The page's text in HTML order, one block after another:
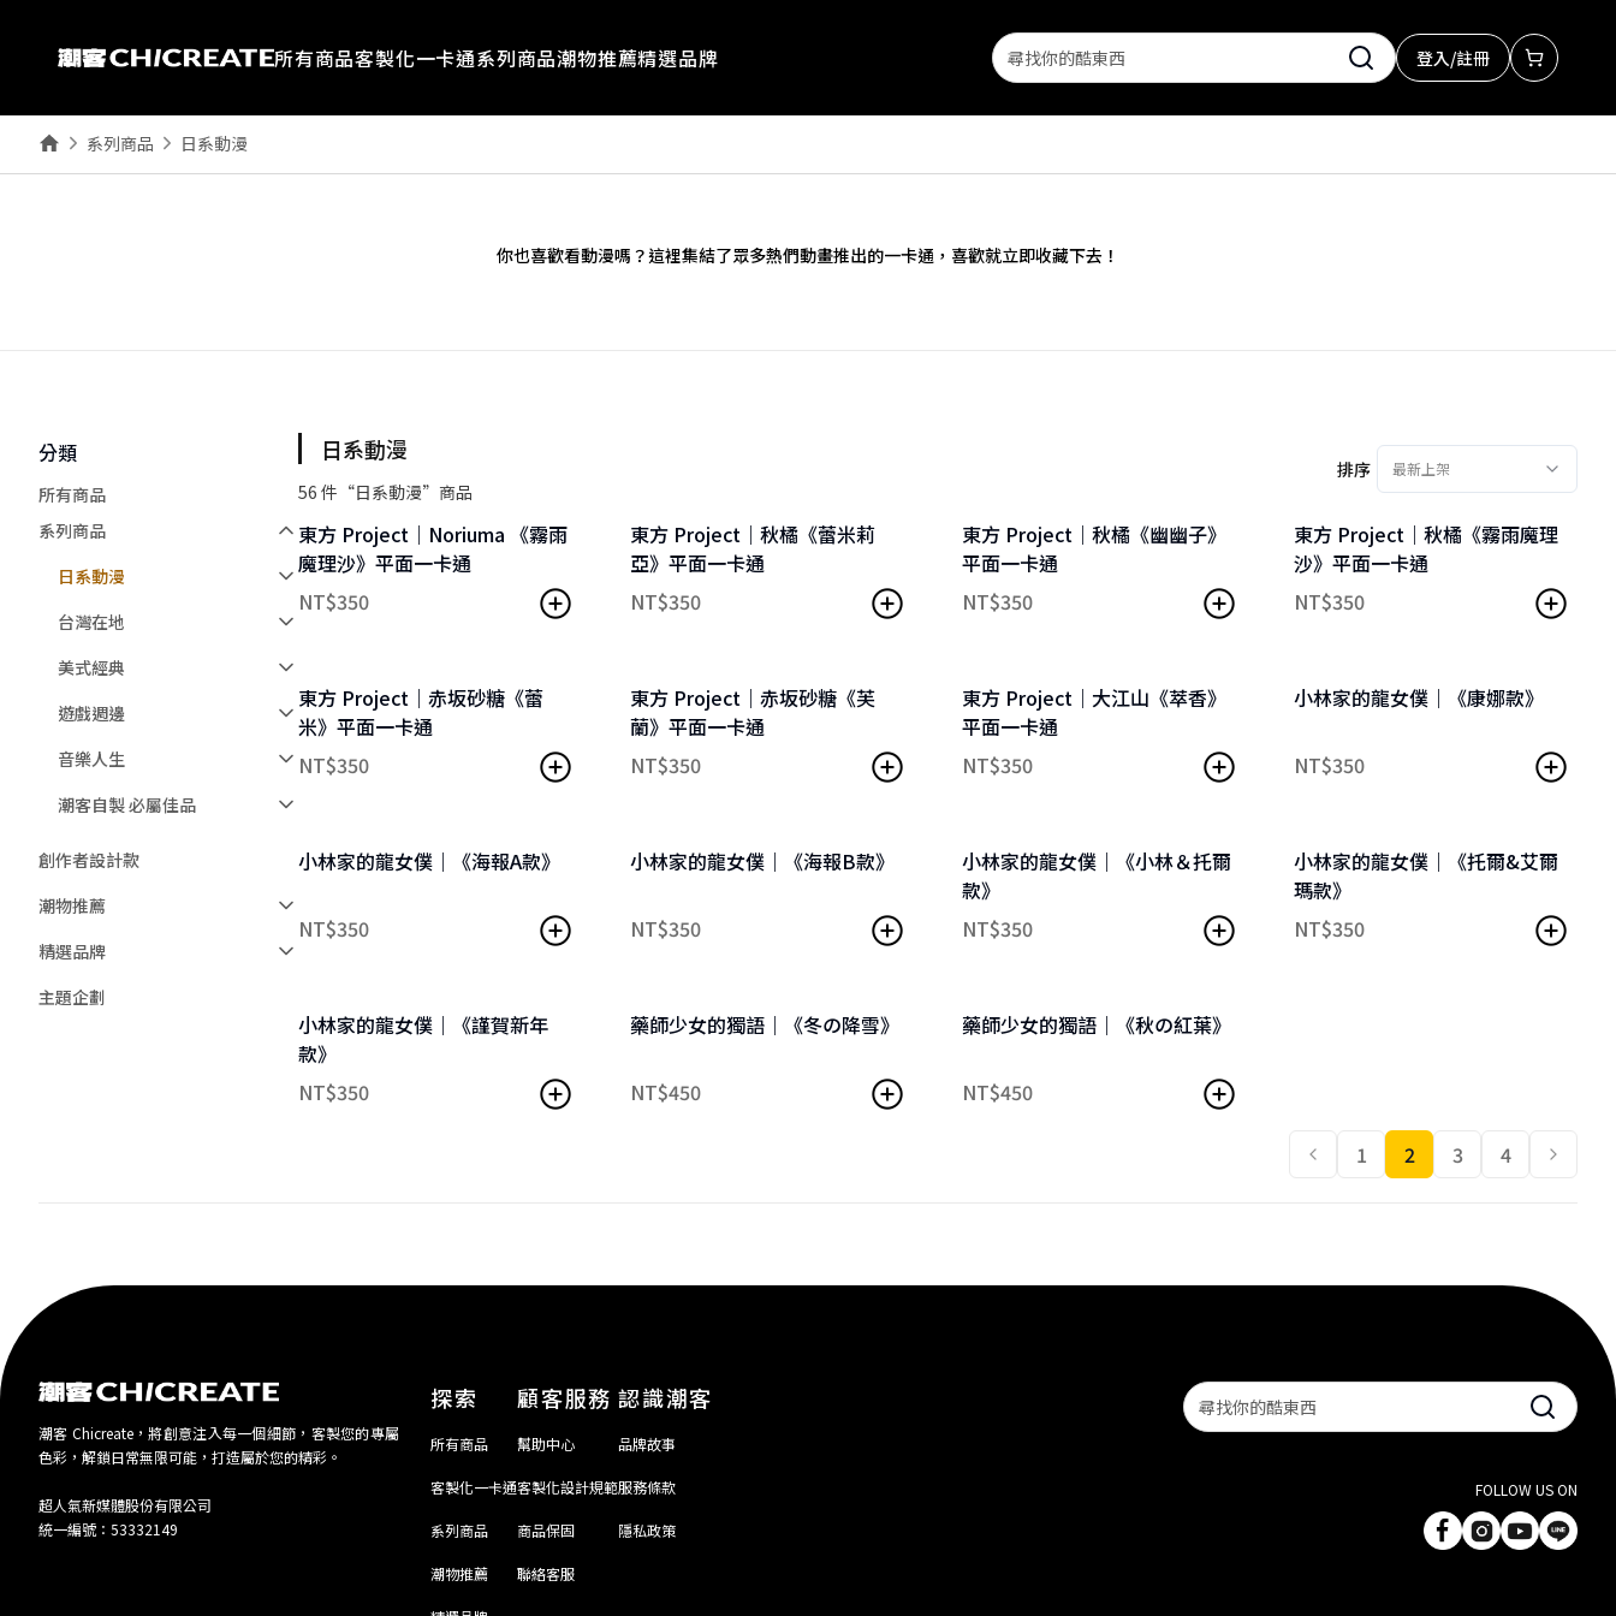
所有商品客製化一卡通系列商品潮物推薦精選品牌 Search 登入/註冊
系列商品 日系動漫
你也喜歡看動漫嗎？這裡集結了眾多熱們動畫推出的一卡通，喜歡就立即收藏下去！
分類
所有商品
系列商品
日系動漫
台灣在地
美式經典
遊戲週邊
音樂人生
潮客自製 必屬佳品
創作者設計款
潮物推薦
精選品牌
主題企劃
日系動漫
56 件“日系動漫”商品
排序 最新上架
東方 Project｜Noriuma 《霧雨
魔理沙》平面一卡通
NT$350
東方 Project｜秋橘《蕾米莉
亞》平面一卡通
NT$350
東方 Project｜秋橘《幽幽子》
平面一卡通
NT$350
東方 Project｜秋橘《霧雨魔理
沙》平面一卡通
NT$350
東方 Project｜赤坂砂糖《蕾
米》平面一卡通
NT$350
東方 Project｜赤坂砂糖《芙
蘭》平面一卡通
NT$350
東方 Project｜大江山《萃香》
平面一卡通
NT$350
小林家的龍女僕｜《康娜款》
NT$350
小林家的龍女僕｜《海報A款》
NT$350
小林家的龍女僕｜《海報B款》
NT$350
小林家的龍女僕｜《小林＆托爾
款》
NT$350
小林家的龍女僕｜《托爾&艾爾
瑪款》
NT$350
小林家的龍女僕｜《謹賀新年
款》
NT$350
藥師少女的獨語｜《冬の降雪》
NT$450
藥師少女的獨語｜《秋の紅葉》
NT$450
1 2 3 4
潮客 Chicreate，將創意注入每一個細節，客製您的專屬
色彩，解鎖日常無限可能，打造屬於您的精彩。
超人氣新媒體股份有限公司
統一編號：53332149
Search
探索
所有商品
客製化一卡通
系列商品
潮物推薦
顧客服務
幫助中心
客製化設計規範
商品保固
聯絡客服
認識潮客
品牌故事
服務條款
隱私政策
FOLLOW US ON